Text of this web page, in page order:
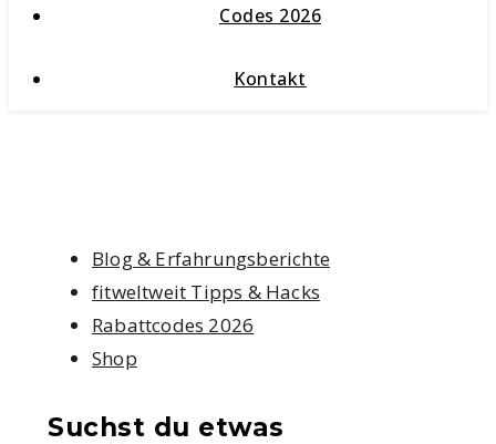
Codes 2026
Kontakt
Blog & Erfahrungsberichte
fitweltweit Tipps & Hacks
Rabattcodes 2026
Shop
Suchst du etwas